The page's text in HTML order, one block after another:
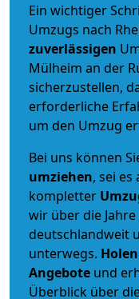
Ein wichtiger
Umzugs nach
zuverlässigen
Mülheim an der
sicherzustellen,
erforderliche
um den Umzug
Bei uns können
umziehen, sei es
kompletter
wir über die
deutschlandweit
unterwegs.
Angebote und
Überblick über